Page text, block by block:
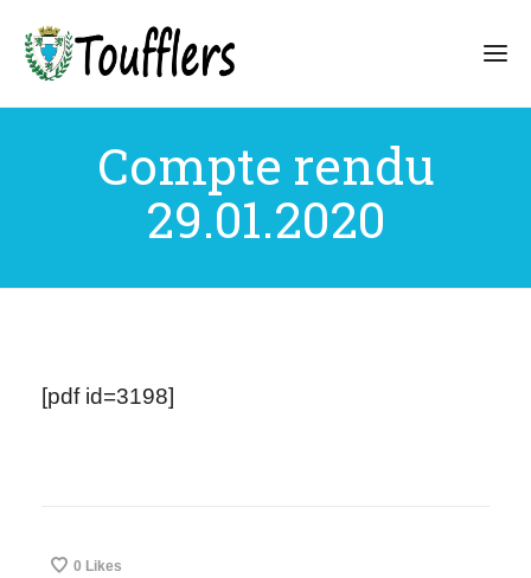
Compte rendu
29.01.2020
[pdf id=3198]
0 Likes